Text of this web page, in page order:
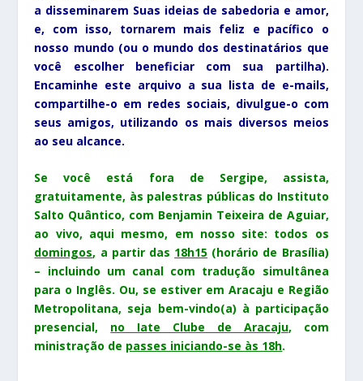
a disseminarem Suas ideias de sabedoria e amor,
e, com isso, tornarem mais feliz e pacífico o
nosso mundo (ou o mundo dos destinatários que
você escolher beneficiar com sua partilha).
Encaminhe este arquivo a sua lista de e-mails,
compartilhe-o em redes sociais, divulgue-o com
seus amigos, utilizando os mais diversos meios
ao seu alcance.
Se você está fora de Sergipe, assista,
gratuitamente, às palestras públicas do Instituto
Salto Quântico, com Benjamin Teixeira de Aguiar,
ao vivo, aqui mesmo, em nosso site: todos os
domingos, a partir das 18h15 (horário de Brasília)
– incluindo um canal com tradução simultânea
para o Inglês. Ou, se estiver em Aracaju e Região
Metropolitana, seja bem-vindo(a) à participação
presencial, no Iate Clube de Aracaju, com
ministração de passes iniciando-se às 18h.